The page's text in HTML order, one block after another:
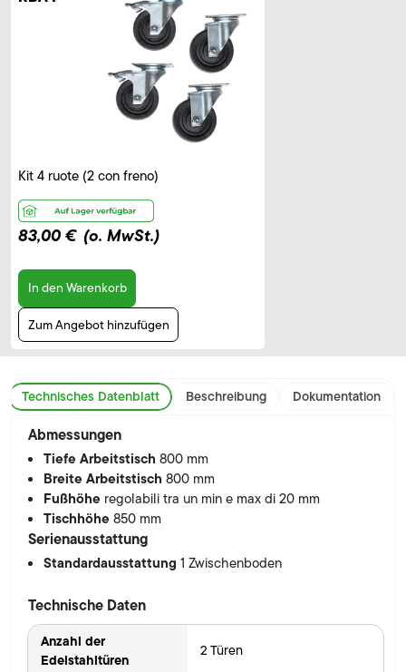
Kit 4 ruote (2 con freno)
83,00 € (o. MwSt.)
In den Warenkorb
Zum Angebot hinzufügen
Technisches Datenblatt Beschreibung Dokumentation
Abmessungen
Tiefe Arbeitstisch800 mm
Breite Arbeitstisch800 mm
Fußhöhe regolabili tra un min e max di 20 mm
Tischhöhe850 mm
Serienausstattung
Standardausstattung1 Zwischenboden
Technische Daten
Anzahl der
Edelstahltüren
2 Türen